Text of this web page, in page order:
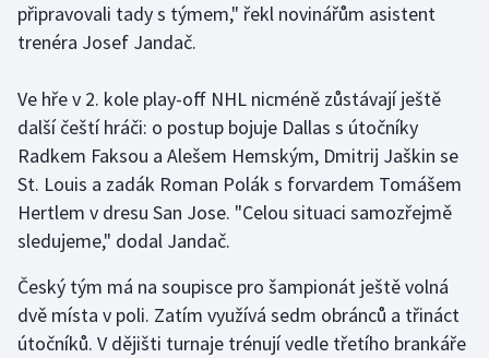
Házená
Judo
Krasobruslení
Lezení
Lyže a snowboard
Moderní pětiboj
připravovali tady s týmem," řekl novinářům asistent
trenéra Josef Jandač.
Ve hře v 2. kole play-off NHL nicméně zůstávají ještě
další čeští hráči: o postup bojuje Dallas s útočníky
Radkem Faksou a Alešem Hemským, Dmitrij Jaškin se
St. Louis a zadák Roman Polák s forvardem Tomášem
Hertlem v dresu San Jose. "Celou situaci samozřejmě
sledujeme," dodal Jandač.
Český tým má na soupisce pro šampionát ještě volná
dvě místa v poli. Zatím využívá sedm obránců a třináct
útočníků. V dějišti turnaje trénují vedle třetího brankáře